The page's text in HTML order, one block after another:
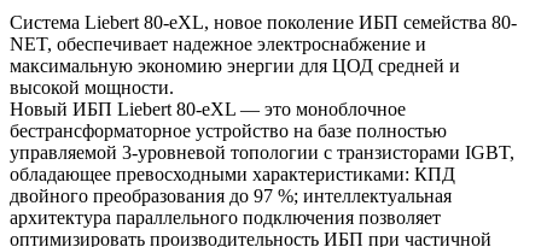
Система Liebert 80-eXL, новое поколение ИБП семейства 80-
NET, обеспечивает надежное электроснабжение и
максимальную экономию энергии для ЦОД средней и
высокой мощности.
Новый ИБП Liebert 80-eXL — это моноблочное
бестрансформаторное устройство на базе полностью
управляемой 3-уровневой топологии с транзисторами IGBT,
обладающее превосходными характеристиками: КПД
двойного преобразования до 97 %; интеллектуальная
архитектура параллельного подключения позволяет
оптимизировать производительность ИБП при частичной